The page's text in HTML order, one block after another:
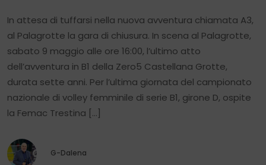
In attesa di tuffarsi nella nuova avventura chiamata A3,
al Palagrotte la gara di chiusura. In scena al Palagrotte,
sabato 9 maggio alle ore 16:00, l’ultimo atto
dell’avventura in B1 della Zero5 Castellana Grotte,
durata sette anni. Per l’ultima giornata del campionato
nazionale di volley femminile di serie B1, girone D, ospite
la Femac Trestina […]
G-Dalena